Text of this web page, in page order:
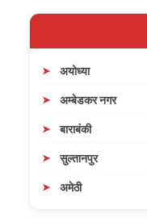
अयोध्या
अम्बेडकर नगर
बाराबंकी
सुल्तानपुर
अमेठी